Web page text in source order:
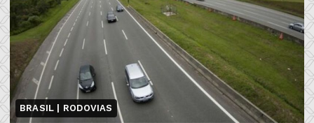
BRASIL | RODOVIAS